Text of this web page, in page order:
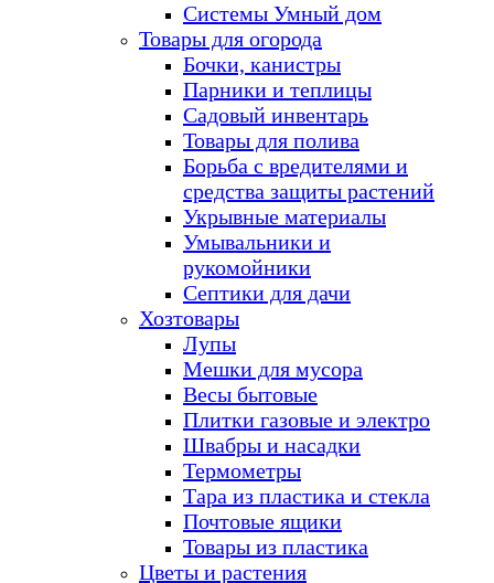
Системы Умный дом
Товары для огорода
Бочки, канистры
Парники и теплицы
Садовый инвентарь
Товары для полива
Борьба с вредителями и
средства защиты растений
Укрывные материалы
Умывальники и
рукомойники
Септики для дачи
Хозтовары
Лупы
Мешки для мусора
Весы бытовые
Плитки газовые и электро
Швабры и насадки
Термометры
Тара из пластика и стекла
Почтовые ящики
Товары из пластика
Цветы и растения